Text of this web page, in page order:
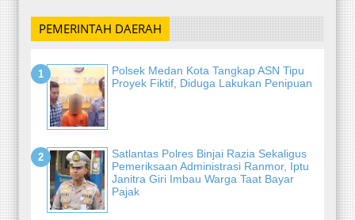
PEMERINTAH DAERAH
Polsek Medan Kota Tangkap ASN Tipu
Proyek Fiktif, Diduga Lakukan Penipuan
Satlantas Polres Binjai Razia Sekaligus
Pemeriksaan Administrasi Ranmor, Iptu
Janitra Giri Imbau Warga Taat Bayar
Pajak